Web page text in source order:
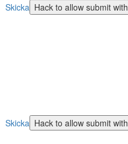
Skicka
Skicka